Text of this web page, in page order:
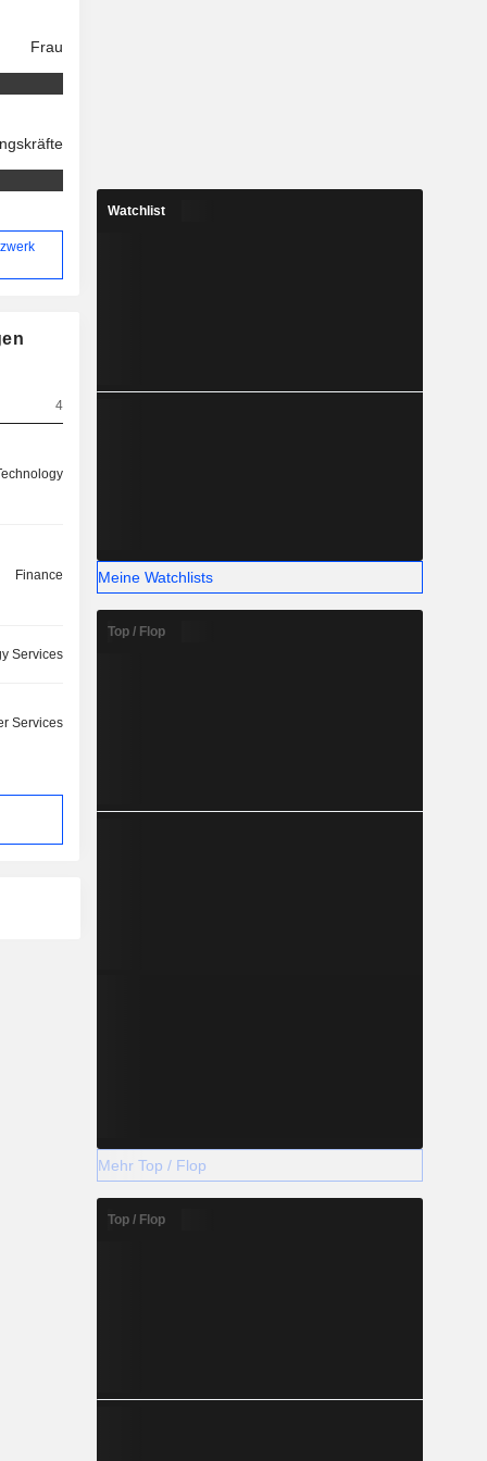
Frau
4
Finance
Services
Services
Watchlist
Meine Watchlists
Top / Flop
Mehr Top / Flop
Top / Flop